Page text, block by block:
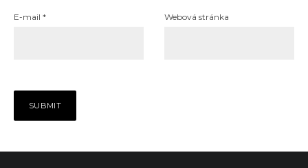
E-mail * Webová stránka